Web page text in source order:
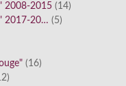
2008-2015 (14)
2017-20… (5)
(16)